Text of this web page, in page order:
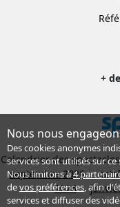
+
Calendrier des
septembre 2026
2026
Nous nous
Des cookies anonymes
services sont utilisés sur ce
Nous limitons à4
devos préférences, afin
services et diffuser des